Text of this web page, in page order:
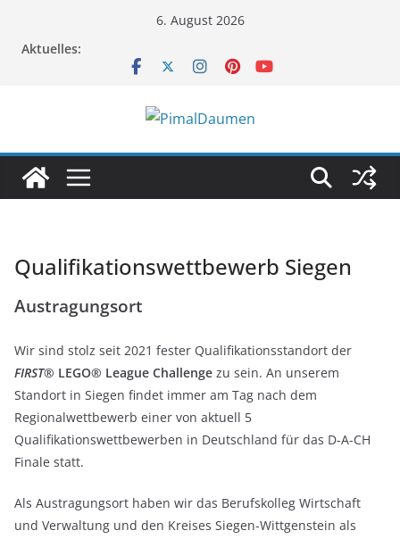
6. August 2026
Aktuelles:
Qualifikationswettbewerb Siegen
Austragungsort
Wir sind stolz seit 2021 fester Qualifikationsstandort der
FIRST® LEGO® League Challenge zu sein. An unserem
Standort in Siegen findet immer am Tag nach dem
Regionalwettbewerb einer von aktuell 5
Qualifikationswettbewerben in Deutschland für das D-A-CH
Finale statt.
Als Austragungsort haben wir das Berufskolleg Wirtschaft
und Verwaltung und den Kreises Siegen-Wittgenstein als